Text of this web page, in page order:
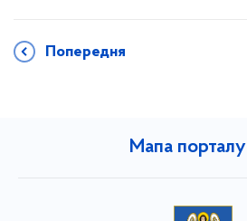
Попередня
Мапа порталу